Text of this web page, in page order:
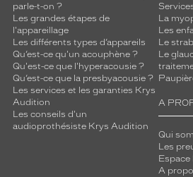
parle-t-on ?
Les grandes étapes de
l'appareillage
Les différents types d’appareils
Qu’est-ce qu'un acouphène ?
Qu'est-ce que l'hyperacousie ?
Qu’est-ce que la presbyacousie ?
Les services et les garanties Krys
Audition
Les conseils d'un
audioprothésiste Krys Audition
La
Les
Le
Le
A
Qui
Les
A